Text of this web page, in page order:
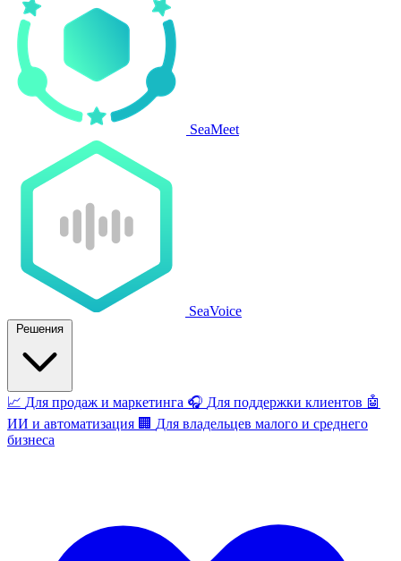
SeaMeet
SeaVoice
Решения
📈 Для продаж и маркетинга 🎧 Для поддержки клиентов 🤖
ИИ и автоматизация 🏢 Для владельцев малого и среднего
бизнеса